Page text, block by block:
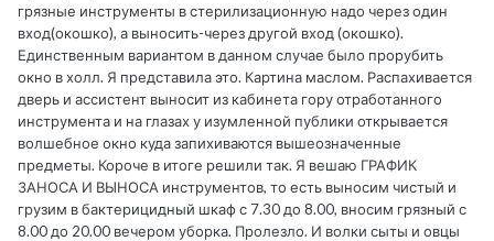
грязные инструменты в стерилизационную надо через один
вход(окошко), а выносить-через другой вход (окошко).
Единственным вариантом в данном случае было прорубить
окно в холл. Я представила это. Картина маслом. Распахивается
дверь и ассистент выносит из кабинета гору отработанного
инструмента и на глазах у изумленной публики открывается
волшебное окно куда запихиваются вышеозначенные
предметы. Короче в итоге решили так. Я вешаю ГРАФИК
ЗАНОСА И ВЫНОСА инструментов, то есть выносим чистый и
грузим в бактерицидный шкаф с 7.30 до 8.00, вносим грязный с
8.00 до 20.00 вечером уборка. Пролезло. И волки сыты и овцы